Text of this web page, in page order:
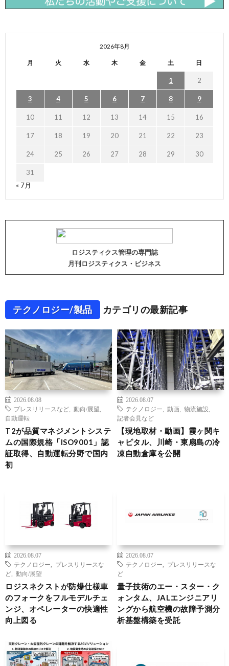
2026年8月
月 火 水 木 金 土 日
1 2
3 4 5 6 7 8 9
10 11 12 13 14 15 16
17 18 19 20 21 22 23
24 25 26 27 28 29 30
31
« 7月
ロジスティクス管理の専門誌
月刊ロジスティクス・ビジネス
テクノロジー/製品 カテゴリの最新記事
2026.08.08
プレスリリースなど
動向/展望
自動運転
T2が品質マネジメントシステ
ムの国際規格「ISO9001」認
証取得、自動運転分野で国内
初
2026.08.07
テクノロジー
動画 物流施設
記者会見など
【現地取材・動画】霞ヶ関キ
ャピタル、川崎・東扇島の冷
凍自動倉庫を公開
2026.08.07
テクノロジー
プレスリリースな
ど
動向/展望
ロジスネクストが防爆仕様車
のフォークをフルモデルチェ
ンジ、オペレーターの快適性
向上図る
2026.08.07
テクノロジー
プレスリリースな
ど
量子技術のエー・スター・ク
ォンタム、JALエンジニアリ
ングから航空機の故障予測分
析基盤構築を受託